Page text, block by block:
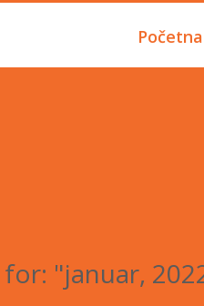
Početna
"januar,